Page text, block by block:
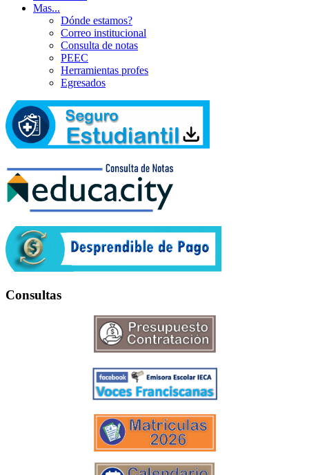
Mas...
Dónde estamos?
Correo institucional
Consulta de notas
PEEC
Herramientas profes
Egresados
Consultas